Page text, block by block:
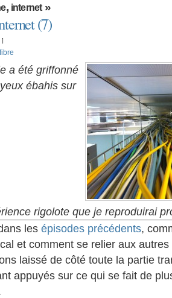
, internet»
(7)
]
fibre
a été griffonné
ébahis sur
rigolote que je reproduirai
les épisodes précédents,
et comment se relier aux
laissé de côté toute la partie
appuyés sur ce qui se fait de